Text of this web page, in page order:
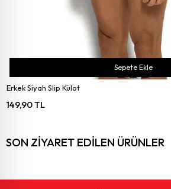
Erkek Siyah Slip Külot
149,90 TL
Sepete Ekle
SON ZIYARET EDILEN ÜRÜNLER